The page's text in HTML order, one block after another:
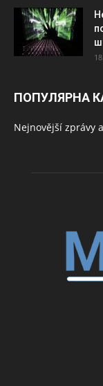
ПОПУЛЯРНА
Nejnovější zprávy